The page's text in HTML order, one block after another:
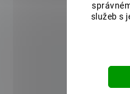
služeb s